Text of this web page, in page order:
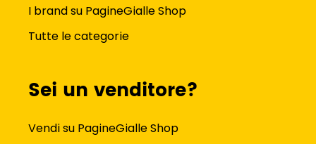
I brand su PagineGialle Shop
Tutte le categorie
Sei un venditore?
Vendi su PagineGialle Shop